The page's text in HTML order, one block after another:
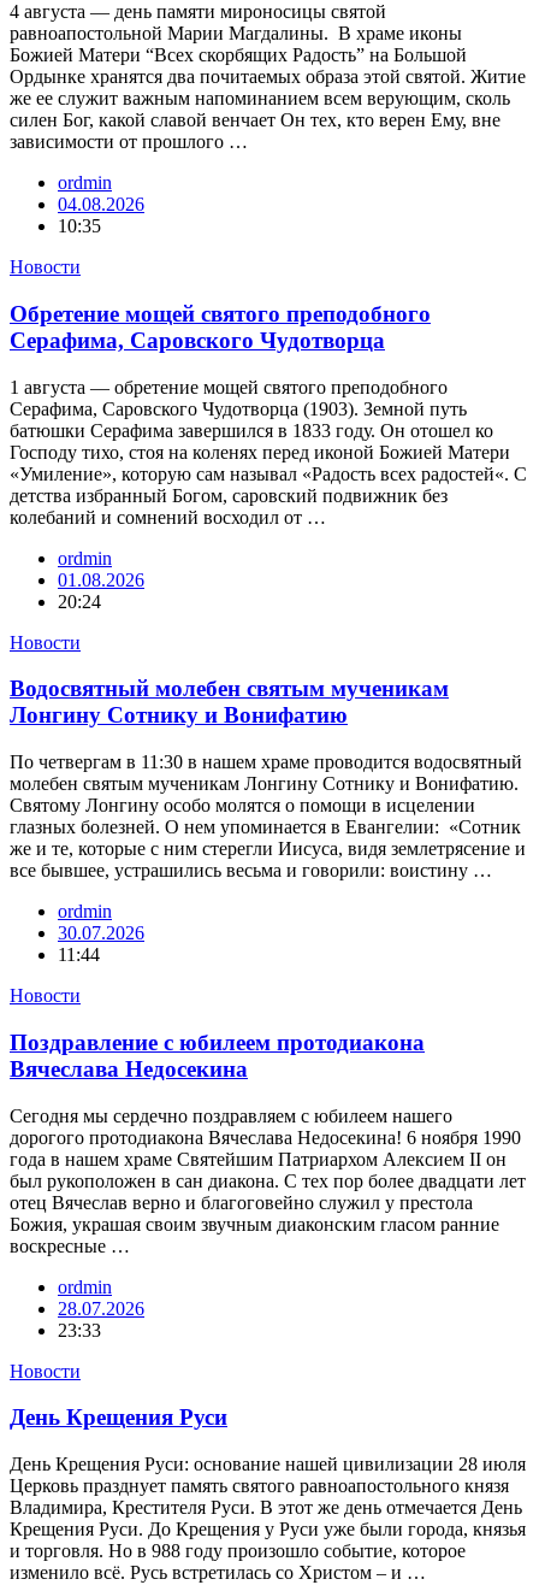
4 августа — день памяти мироносицы святой
равноапостольной Марии Магдалины. В храме иконы
Божией Матери “Всех скорбящих Радость” на Большой
Ордынке хранятся два почитаемых образа этой святой. Житие
же ее служит важным напоминанием всем верующим, сколь
силен Бог, какой славой венчает Он тех, кто верен Ему, вне
зависимости от прошлого …
ordmin
04.08.2026
10:35
Новости
Обретение мощей святого преподобного
Серафима, Саровского Чудотворца
1 августа — обретение мощей святого преподобного
Серафима, Саровского Чудотворца (1903). Земной путь
батюшки Серафима завершился в 1833 году. Он отошел ко
Господу тихо, стоя на коленях перед иконой Божией Матери
«Умиление», которую сам называл «Радость всех радостей«. С
детства избранный Богом, саровский подвижник без
колебаний и сомнений восходил от …
ordmin
01.08.2026
20:24
Новости
Водосвятный молебен святым мученикам
Лонгину Сотнику и Вонифатию
По четвергам в 11:30 в нашем храме проводится водосвятный
молебен святым мученикам Лонгину Сотнику и Вонифатию.
Святому Лонгину особо молятся о помощи в исцелении
глазных болезней. О нем упоминается в Евангелии: «Сотник
же и те, которые с ним стерегли Иисуса, видя землетрясение и
все бывшее, устрашились весьма и говорили: воистину …
ordmin
30.07.2026
11:44
Новости
Поздравление с юбилеем протодиакона
Вячеслава Недосекина
Сегодня мы сердечно поздравляем с юбилеем нашего
дорогого протодиакона Вячеслава Недосекина! 6 ноября 1990
года в нашем храме Святейшим Патриархом Алексием II он
был рукоположен в сан диакона. С тех пор более двадцати лет
отец Вячеслав верно и благоговейно служил у престола
Божия, украшая своим звучным диаконским гласом ранние
воскресные …
ordmin
28.07.2026
23:33
Новости
День Крещения Руси
День Крещения Руси: основание нашей цивилизации 28 июля
Церковь празднует память святого равноапостольного князя
Владимира, Крестителя Руси. В этот же день отмечается День
Крещения Руси. До Крещения у Руси уже были города, князья
и торговля. Но в 988 году произошло событие, которое
изменило всё. Русь встретилась со Христом – и …